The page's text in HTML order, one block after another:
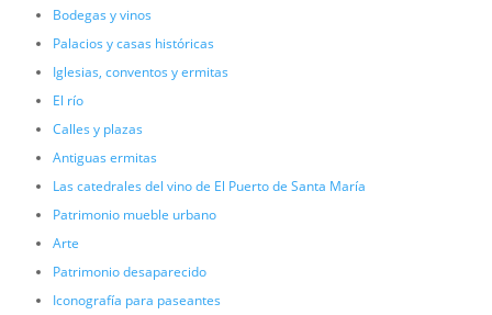
Bodegas y vinos
Palacios y casas históricas
Iglesias, conventos y ermitas
El río
Calles y plazas
Antiguas ermitas
Las catedrales del vino de El Puerto de Santa María
Patrimonio mueble urbano
Arte
Patrimonio desaparecido
Iconografía para paseantes